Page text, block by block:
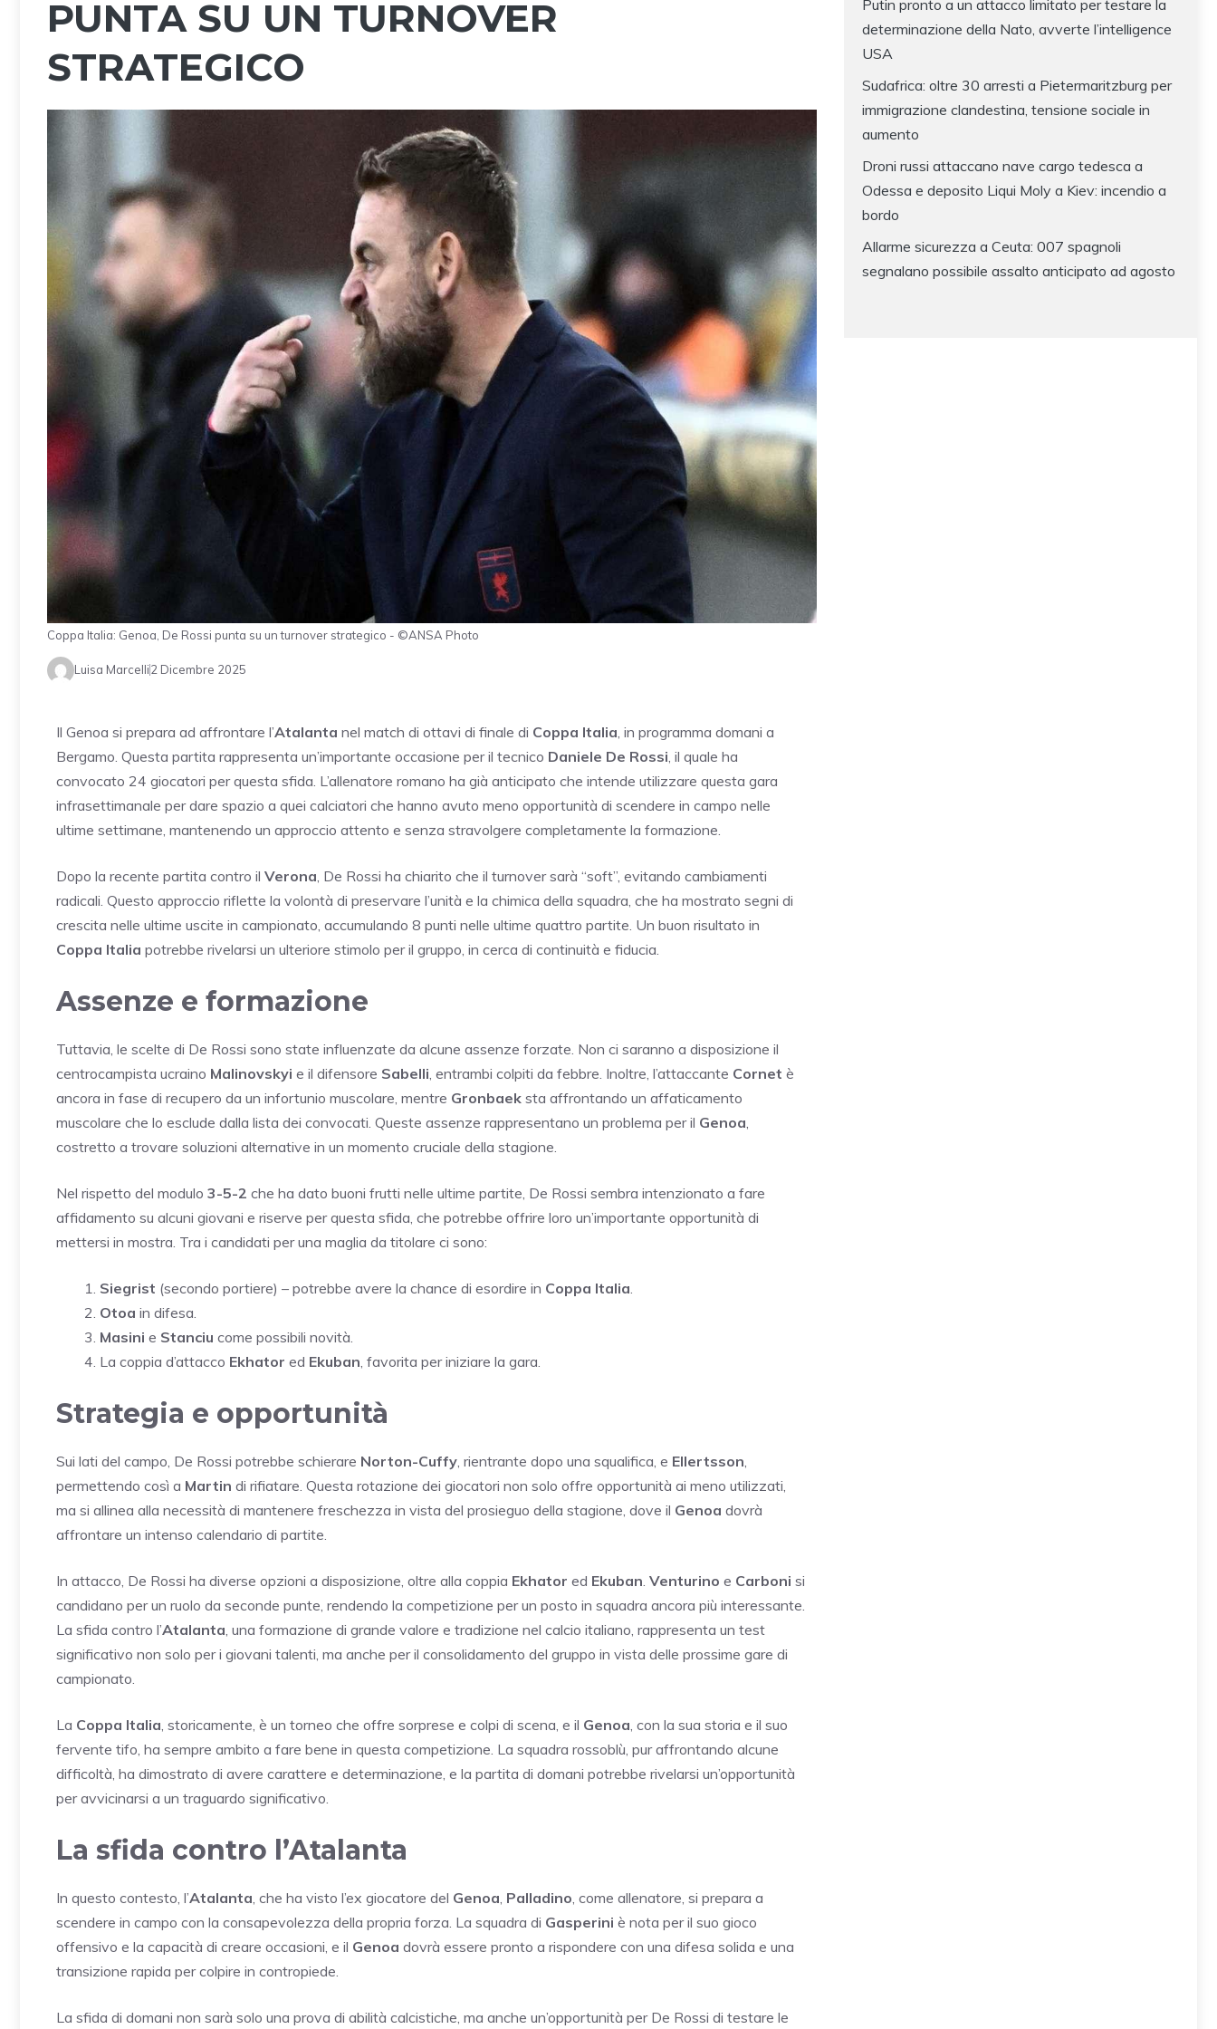
PUNTA SU UN TURNOVER
STRATEGICO
Coppa Italia: Genoa, De Rossi punta su un turnover strategico - ©ANSA Photo
Luisa Marcelli2 Dicembre 2025
Il Genoa si prepara ad affrontare l’Atalanta nel match di ottavi di finale di Coppa Italia , in programma domani a
Bergamo. Questa partita rappresenta un’importante occasione per il tecnico Daniele De Rossi , il quale ha
convocato 24 giocatori per questa sfida. L’allenatore romano ha già anticipato che intende utilizzare questa gara
infrasettimanale per dare spazio a quei calciatori che hanno avuto meno opportunità di scendere in campo nelle
ultime settimane, mantenendo un approccio attento e senza stravolgere completamente la formazione.
Dopo la recente partita contro il Verona , De Rossi ha chiarito che il turnover sarà “soft”, evitando cambiamenti
radicali. Questo approccio riflette la volontà di preservare l’unità e la chimica della squadra, che ha mostrato segni di
crescita nelle ultime uscite in campionato, accumulando 8 punti nelle ultime quattro partite. Un buon risultato in
Coppa Italia potrebbe rivelarsi un ulteriore stimolo per il gruppo, in cerca di continuità e fiducia.
Assenze e formazione
Tuttavia, le scelte di De Rossi sono state influenzate da alcune assenze forzate. Non ci saranno a disposizione il
centrocampista ucraino Malinovskyi e il difensore Sabelli , entrambi colpiti da febbre. Inoltre, l’attaccante Cornet è
ancora in fase di recupero da un infortunio muscolare, mentre Gronbaek sta affrontando un affaticamento
muscolare che lo esclude dalla lista dei convocati. Queste assenze rappresentano un problema per il Genoa
costretto a trovare soluzioni alternative in un momento cruciale della stagione.
Nel rispetto del modulo 3-5-2 che ha dato buoni frutti nelle ultime partite, De Rossi sembra intenzionato a fare
affidamento su alcuni giovani e riserve per questa sfida, che potrebbe offrire loro un’importante opportunità di
mettersi in mostra. Tra i candidati per una maglia da titolare ci sono:
Siegrist (secondo portiere) – potrebbe avere la chance di esordire in Coppa Italia
Otoa in difesa.
Masini e Stanciu come possibili novità.
La coppia d’attacco Ekhator ed Ekuban , favorita per iniziare la gara.
Strategia e opportunità
Sui lati del campo, De Rossi potrebbe schierare Norton-Cuffy , rientrante dopo una squalifica, e Ellertsson
permettendo così a Martin di rifiatare. Questa rotazione dei giocatori non solo offre opportunità ai meno utilizzati,
ma si allinea alla necessità di mantenere freschezza in vista del prosieguo della stagione, dove il Genoa dovrà
affrontare un intenso calendario di partite.
In attacco, De Rossi ha diverse opzioni a disposizione, oltre alla coppia Ekhator ed Ekuban Venturino e Carboni si
candidano per un ruolo da seconde punte, rendendo la competizione per un posto in squadra ancora più interessante.
La sfida contro l’Atalanta , una formazione di grande valore e tradizione nel calcio italiano, rappresenta un test
significativo non solo per i giovani talenti, ma anche per il consolidamento del gruppo in vista delle prossime gare di
campionato.
La Coppa Italia , storicamente, è un torneo che offre sorprese e colpi di scena, e il Genoa , con la sua storia e il suo
fervente tifo, ha sempre ambito a fare bene in questa competizione. La squadra rossoblù, pur affrontando alcune
difficoltà, ha dimostrato di avere carattere e determinazione, e la partita di domani potrebbe rivelarsi un’opportunità
per avvicinarsi a un traguardo significativo.
La sfida contro l’Atalanta
In questo contesto, l’Atalanta , che ha visto l’ex giocatore del Genoa Palladino , come allenatore, si prepara a
scendere in campo con la consapevolezza della propria forza. La squadra di Gasperini è nota per il suo gioco
offensivo e la capacità di creare occasioni, e il Genoa dovrà essere pronto a rispondere con una difesa solida e una
transizione rapida per colpire in contropiede.
La sfida di domani non sarà solo una prova di abilità calcistiche, ma anche un’opportunità per De Rossi di testare le
Putin pronto a un attacco limitato per testare la
determinazione della Nato, avverte l’intelligence
USA
Sudafrica: oltre 30 arresti a Pietermaritzburg per
immigrazione clandestina, tensione sociale in
aumento
Droni russi attaccano nave cargo tedesca a
Odessa e deposito Liqui Moly a Kiev: incendio a
bordo
Allarme sicurezza a Ceuta: 007 spagnoli
segnalano possibile assalto anticipato ad agosto